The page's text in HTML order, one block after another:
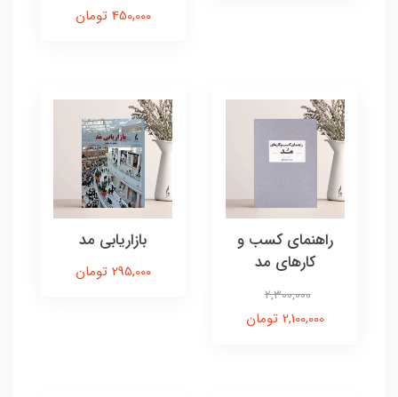
450,000 تومان
راهنمای کسب و
کارهای مد
2,300,000
2,100,000 تومان
بازاریابی مد
295,000 تومان